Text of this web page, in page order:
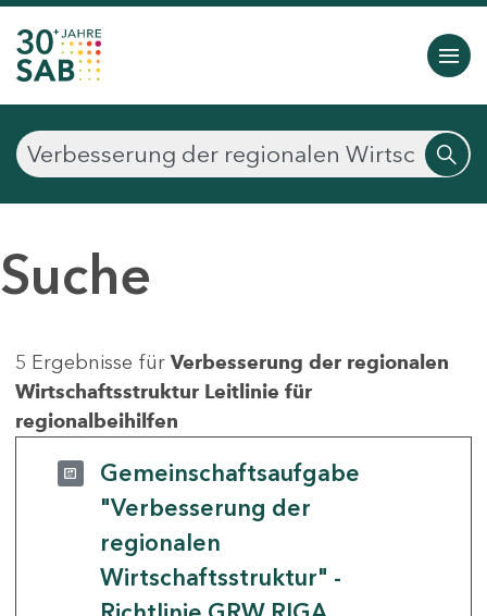
Suche
5 Ergebnisse für Verbesserung der regionalen
Wirtschaftsstruktur Leitlinie für
regionalbeihilfen
Gemeinschaftsaufgabe
"Verbesserung der
regionalen
Wirtschaftsstruktur" -